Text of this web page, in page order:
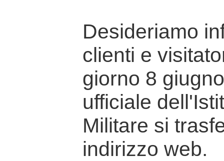
Desideriamo
clienti e
giorno 8
ufficiale
Militare si
indirizzo web.